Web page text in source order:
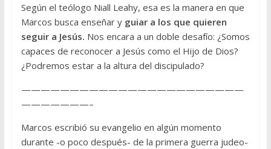
Según el teólogo Niall Leahy, esa es la manera en que
Marcos busca enseñar y guiar a los que quieren
seguir a Jesús. Nos encara a un doble desafío: ¿Somos
capaces de reconocer a Jesús como el Hijo de Dios?
¿Podremos estar a la altura del discipulado?
———————————————————————
———————–
Marcos escribió su evangelio en algún momento
durante -o poco después- de la primera guerra judeo-